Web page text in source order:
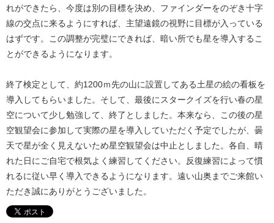
れができたら、今度は別の目標を決め、ファインダーをのぞき十字
線の交点に来るようにすれば、主望遠鏡の視野に目標が入っている
はずです。この調整が完璧にできれば、暗い所でも星を導入するこ
とができるようになります。
終了検定として、約1200ｍ先の山に設置してある土星の絵の看板を
導入してもらいました。そして、最後にスタークイズを行い春の星
空について少し勉強して、終了としました。本来なら、この後の星
空観望会に参加して実際の星を導入していただく予定でしたが、曇
天で星が全く見えないため星空観望会は中止としました。各自、晴
れた日にご自宅で根気よく練習してください。反復練習によって慣
れるに従い早く導入できるようになります。遠い山奥までご来館い
ただき誠にありがとうございました。